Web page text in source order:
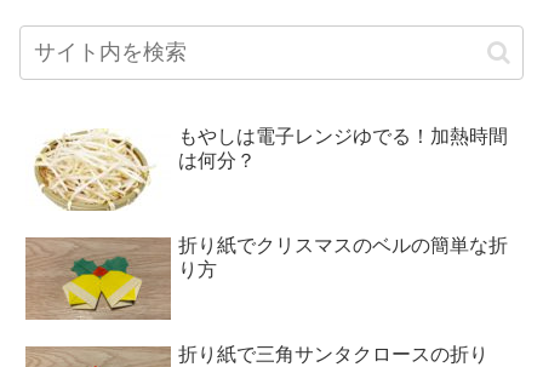
もやしは電子レンジゆでる！加熱時間
は何分？
折り紙でクリスマスのベルの簡単な折
り方
折り紙で三角サンタクロースの折り